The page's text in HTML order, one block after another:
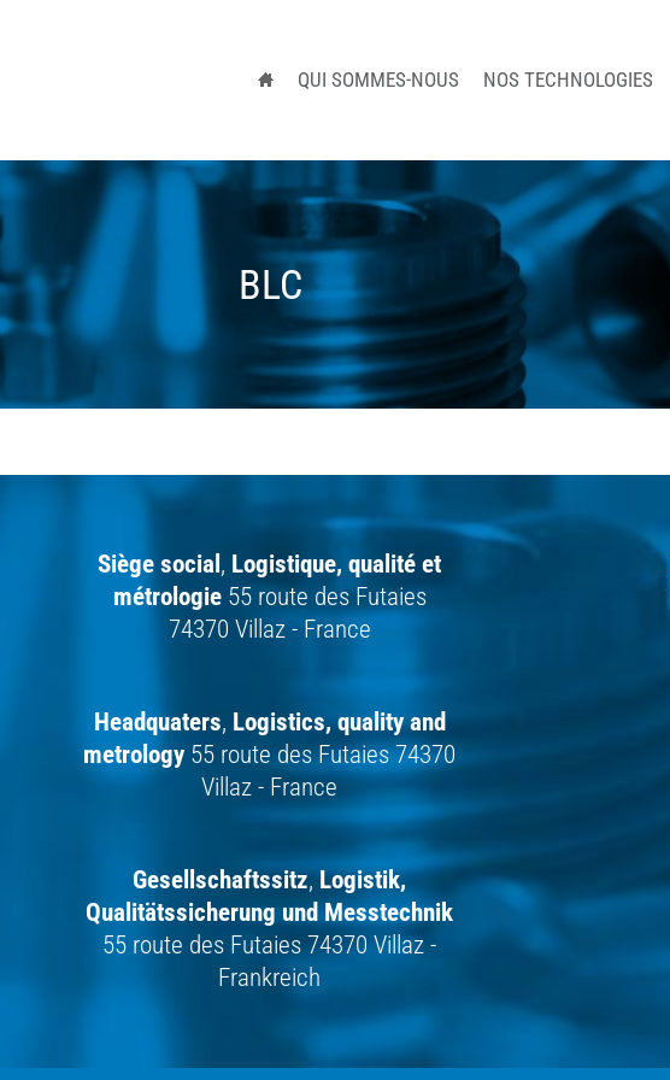
QUI SOMMES-NOUS NOS TECHNOLOGIES
BLC
Siège social , Logistique,qualité et
métrologie55 route des Futaies
74370 Villaz - France
Headquaters, Logistics, quality and
metrology 55 route des Futaies 74370
Villaz - France
Gesellschaftssitz,Logistik,
Qualitätssicherung und Messtechnik
55 route des Futaies 74370 Villaz -
Frankreich